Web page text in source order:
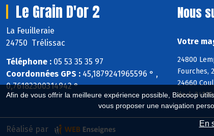
Afin de vous offrir la meilleure expérience possible, Biocoop
vous proposer une navigation
En
Le Grain D'or 2
La Feuilleraie
24750 Trélissac
Téléphone : 05 53 35 35 97
Coordonnées GPS : 45,1879241965596 ° ,
0,76182300314942 °
Nous
Votre
24800
Fourches,
24660
de-l,
Réalisé par